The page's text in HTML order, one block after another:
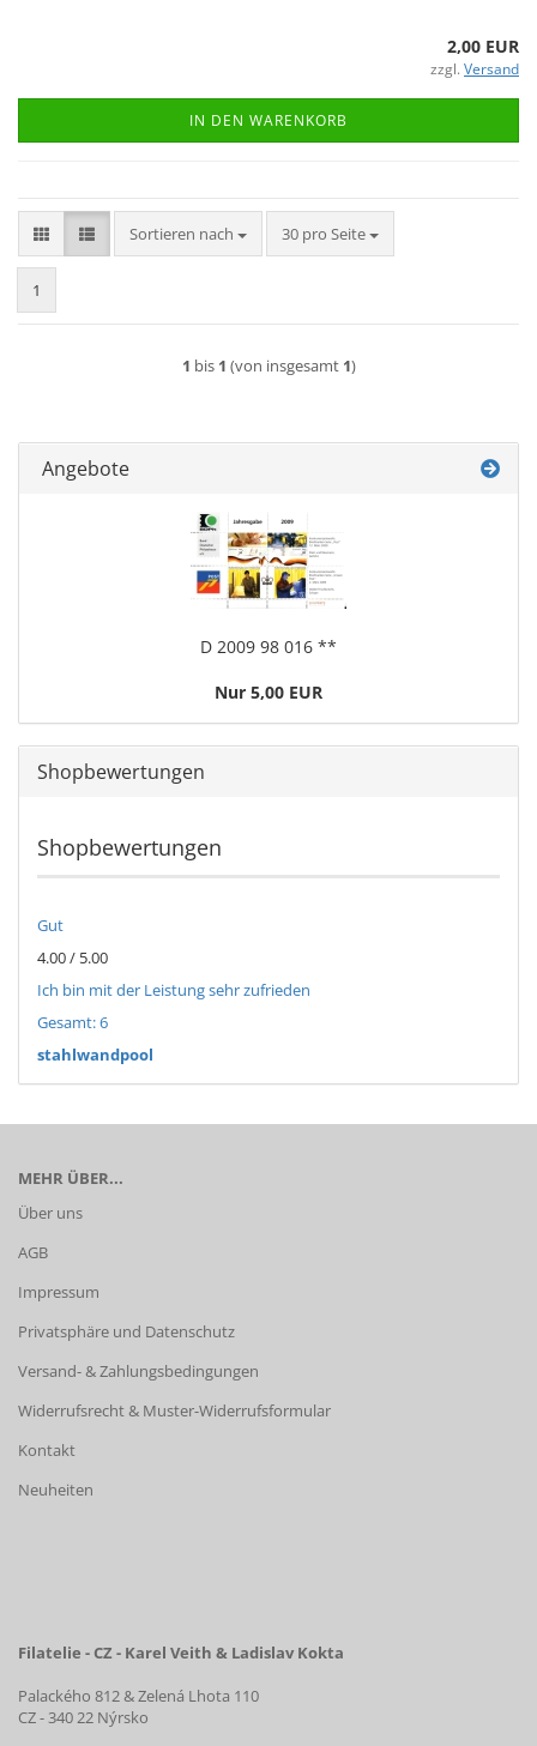
2,00 EUR
zzgl. Versand
IN DEN WARENKORB
Sortieren nach
Sortieren nach 30 pro Seite
pro Seite
1
1 bis 1 (von insgesamt 1)
Angebote
D 2009 98 016 **
Nur 5,00 EUR
Shopbewertungen
Shopbewertungen
Gut
4.00 / 5.00
Ich bin mit der Leistung sehr zufrieden
Gesamt: 6
stahlwandpool
MEHR ÜBER...
Über uns
AGB
Impressum
Privatsphäre und Datenschutz
Versand- & Zahlungsbedingungen
Widerrufsrecht & Muster-Widerrufsformular
Kontakt
Neuheiten
Filatelie - CZ - Karel Veith & Ladislav Kokta
Palackého 812 & Zelená Lhota 110
CZ - 340 22 Nýrsko